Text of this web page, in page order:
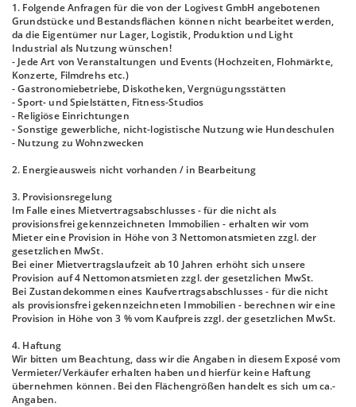
1. Folgende Anfragen für die von der Logivest GmbH angebotenen
Grundstücke und Bestandsflächen können nicht bearbeitet werden,
da die Eigentümer nur Lager, Logistik, Produktion und Light
Industrial als Nutzung wünschen!
- Jede Art von Veranstaltungen und Events (Hochzeiten, Flohmärkte,
Konzerte, Filmdrehs etc.)
- Gastronomiebetriebe, Diskotheken, Vergnügungsstätten
- Sport- und Spielstätten, Fitness-Studios
- Religiöse Einrichtungen
- Sonstige gewerbliche, nicht-logistische Nutzung wie Hundeschulen
- Nutzung zu Wohnzwecken
2. Energieausweis nicht vorhanden / in Bearbeitung
3. Provisionsregelung
Im Falle eines Mietvertragsabschlusses - für die nicht als
provisionsfrei gekennzeichneten Immobilien - erhalten wir vom
Mieter eine Provision in Höhe von 3 Nettomonatsmieten zzgl. der
gesetzlichen MwSt.
Bei einer Mietvertragslaufzeit ab 10 Jahren erhöht sich unsere
Provision auf 4 Nettomonatsmieten zzgl. der gesetzlichen MwSt.
Bei Zustandekommen eines Kaufvertragsabschlusses - für die nicht
als provisionsfrei gekennzeichneten Immobilien - berechnen wir eine
Provision in Höhe von 3 % vom Kaufpreis zzgl. der gesetzlichen MwSt.
4. Haftung
Wir bitten um Beachtung, dass wir die Angaben in diesem Exposé vom
Vermieter/Verkäufer erhalten haben und hierfür keine Haftung
übernehmen können. Bei den Flächengrößen handelt es sich um ca.-
Angaben.